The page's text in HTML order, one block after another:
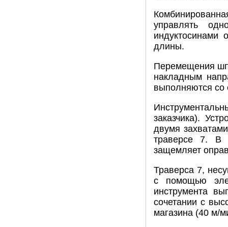
управлять
длины.
Перемещения
накладным
выполняются со
заказчика).
двумя
траверсе 7. В
защемляет
Траверса 7,
с помощью
инструмента
сочетании с
магазина (40 м/